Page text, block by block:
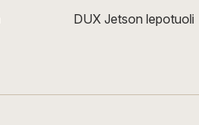
DUX Jetson lepotuoli